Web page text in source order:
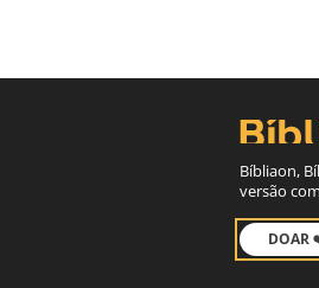
Bíbliaon,
versão
DOAR